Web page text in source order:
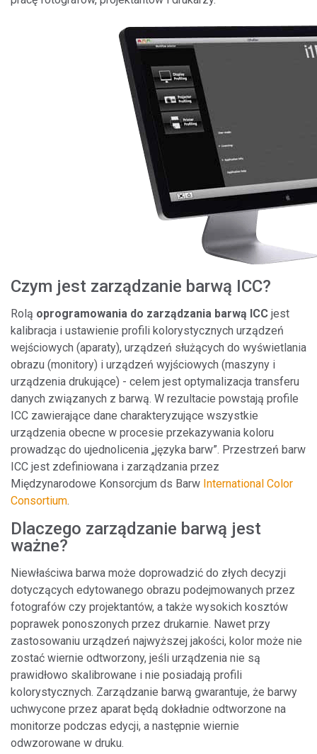
Czym jest zarządzanie barwą ICC?
Rolą oprogramowania do zarządzania barwą ICC jest
kalibracja i ustawienie profili kolorystycznych urządzeń
wejściowych (aparaty), urządzeń służących do wyświetlania
obrazu (monitory) i urządzeń wyjściowych (maszyny i
urządzenia drukujące) - celem jest optymalizacja transferu
danych związanych z barwą. W rezultacie powstają profile
ICC zawierające dane charakteryzujące wszystkie
urządzenia obecne w procesie przekazywania koloru
prowadząc do ujednolicenia „języka barw”. Przestrzeń barw
ICC jest zdefiniowana i zarządzania przez
Międzynarodowe Konsorcjum ds Barw International Color
Consortium.
Dlaczego zarządzanie barwą jest
ważne?
Niewłaściwa barwa może doprowadzić do złych decyzji
dotyczących edytowanego obrazu podejmowanych przez
fotografów czy projektantów, a także wysokich kosztów
poprawek ponoszonych przez drukarnie. Nawet przy
zastosowaniu urządzeń najwyższej jakości, kolor może nie
zostać wiernie odtworzony, jeśli urządzenia nie są
prawidłowo skalibrowane i nie posiadają profili
kolorystycznych. Zarządzanie barwą gwarantuje, że barwy
uchwycone przez aparat będą dokładnie odtworzone na
monitorze podczas edycji, a następnie wiernie
odwzorowane w druku.